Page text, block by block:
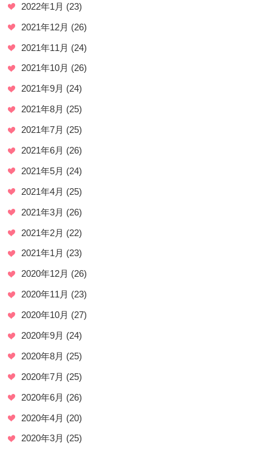
2022年1月 (23)
2021年12月 (26)
2021年11月 (24)
2021年10月 (26)
2021年9月 (24)
2021年8月 (25)
2021年7月 (25)
2021年6月 (26)
2021年5月 (24)
2021年4月 (25)
2021年3月 (26)
2021年2月 (22)
2021年1月 (23)
2020年12月 (26)
2020年11月 (23)
2020年10月 (27)
2020年9月 (24)
2020年8月 (25)
2020年7月 (25)
2020年6月 (26)
2020年4月 (20)
2020年3月 (25)